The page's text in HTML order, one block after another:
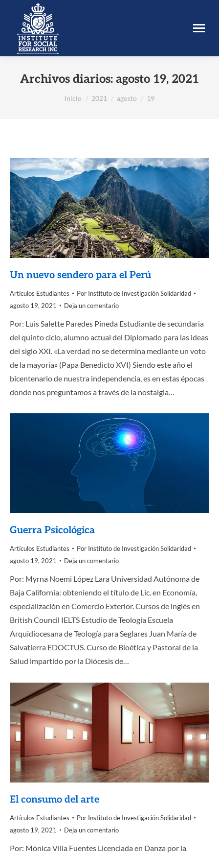
Archivos diarios: agosto 19, 2021
Estás aquí:
Inicio 2021 agosto 19
Un nuevo sendero para el Perú
Artículos Estudiantes Por Instituto de Investigación Solidaridad
agosto 19, 2021
Deja un comentario
Por: Luis Salette Paredes Pineda Estudiante de secundaria
del quinto ciclo, alumno actual del Diplomado para las ideas
del siglo XXI. «La verdad no se determina mediante un voto
de la mayoría» (Papa Benedicto XVI) Siendo este año el
bicentenario de nuestra independencia, es en estas épocas
donde nos preguntamos a través de la nostalgia…
Guerra Psicológica
Artículos Estudiantes Por Instituto de Investigación Solidaridad
agosto 19, 2021
Deja un comentario
Por: Myrna Noemi López Lara Universidad Autónoma de
Baja California: obteniendo el título de Lic. en Economía,
especialización en Comercio Exterior. Cursos de inglés en
British Council IELTS Estudio de Teología Escuela
Arquidiocesana de Teología para Seglares Juan María de
Salvatierra EDOCTUS. Curso de Bioética y Pastoral de la
Salud impartido por la Diócesis de…
El consumo del arte
Artículos Estudiantes Por Instituto de Investigación Solidaridad
agosto 19, 2021
Deja un comentario
Por: Mónica Villa Fuentes Licenciada en Danza por la